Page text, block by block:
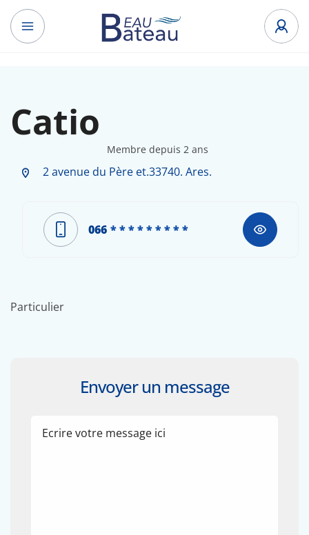
Catio
Membre depuis 2 ans
2 avenue du Père et.33740. Ares.
066 * * * * * * * * *
Particulier
Envoyer un message